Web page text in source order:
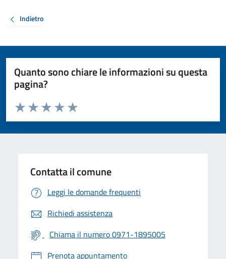
Indietro
Quanto sono chiare le informazioni su questa
pagina?
Valuta da 1 a 5 stelle la pagina
Valuta 5 stelle su 5
Valuta 4 stelle su 5
Valuta 3 stelle su 5
Valuta 2 stelle su 5
Valuta 1 stelle su 5
Contatta il comune
Leggi le domande frequenti
Richiedi assistenza
Chiama il numero 0971-1895005
Prenota appuntamento